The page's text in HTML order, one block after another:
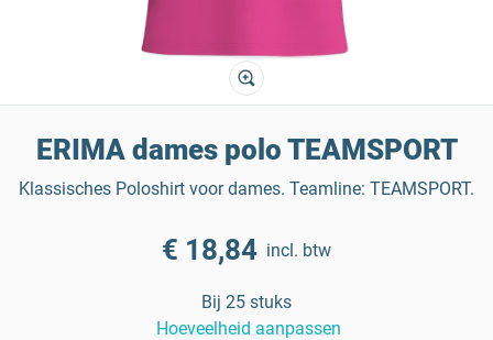
ERIMA dames polo TEAMSPORT
Klassisches Poloshirt voor dames. Teamline: TEAMSPORT.
€ 18,84 incl. btw
Bij 25 stuks
Hoeveelheid aanpassen